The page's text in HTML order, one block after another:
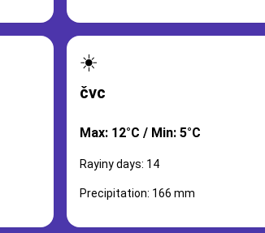
☀️
čvc
Max: 12°C / Min: 5°C
Rayiny days: 14
Precipitation: 166 mm